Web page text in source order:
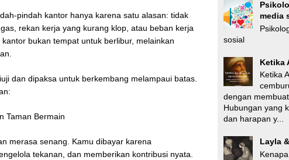
pindah kantor hanya karena satu alasan: tidak
rekan kerja yang kurang klop, atau beban kerja
bukan tempat untuk berlibur, melainkan
dan dipaksa untuk berkembang melampaui batas.
Taman Bermain
merasa senang. Kamu dibayar karena
tekanan, dan memberikan kontribusi nyata.
media
sosial
Ketika
Ketika
dengan
Hubungan yang
dan harapan y...
Layla